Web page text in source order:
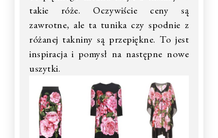
takie róże. Oczywiście ceny są
zawrotne, ale ta tunika czy spodnie z
różanej takniny są przepiękne. To jest
inspiracja i pomysł na następne nowe
uszytki.